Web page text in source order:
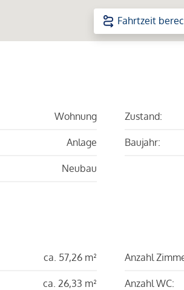
Fahrtzeit
Wohnung
Anlage
Neubau
Zustand:
Baujahr:
ca. 57,26 m²
ca. 26,33 m²
Anzahl
Anzahl WC: